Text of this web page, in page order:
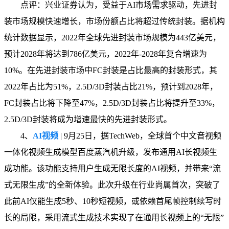
点评：兴业证券认为，受益于AI市场需求驱动，先进封
装市场规模快速增长，市场份额占比将超过传统封装。据机构
统计数据显示，2022年全球先进封装市场规模为443亿美元，
预计2028年将达到786亿美元，2022年-2028年复合增速为
10%。在先进封装市场中FC封装是占比最高的封装形式，其
2022年占比为51%，2.5D/3D封装占比21%，预计到2028年，
FC封装占比将下降至47%，2.5D/3D封装占比将提升至33%，
2.5D/3D封装将成为增速最快的先进封装形式。
4、 AI视频 | 9月25日，据TechWeb，全球首个中文音视频
一体化视频生成模型百度蒸汽机升级，发布通用AI长视频生
成功能。该功能支持用户生成无限长度的AI视频，并带来“流
式无限生成”的全新体验。此次升级在行业尚属首次，突破了
此前AI仅能生成5秒、10秒短视频，或依赖首尾帧控制续写时
长的局限，采用流式生成技术实现了在通用长视频上的“无限”